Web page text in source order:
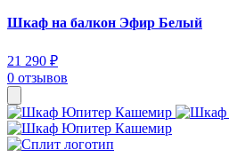
Шкаф на балкон Эфир Белый
21 290 ₽
0 отзывов